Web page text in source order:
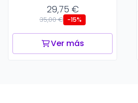
29,75 €
35,00 € -15%
Ver más